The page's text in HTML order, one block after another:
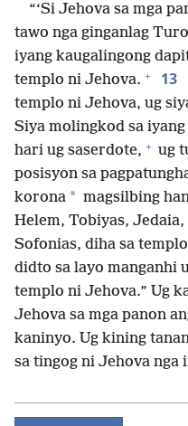
“‘Si Jehova sa mga
tawo nga ginganlag
iyang kaugalingong
templo ni Jehova. + 13
templo ni Jehova, ug
Siya molingkod sa
hari ug saserdote, + ug
posisyon sa
korona * magsilbing
Helem, Tobiyas, Jedaia,
Sofonias, diha sa
didto sa layo manganhi
templo ni Jehova.” Ug
Jehova sa mga panon
kaninyo. Ug kining
sa tingog ni Jehova nga